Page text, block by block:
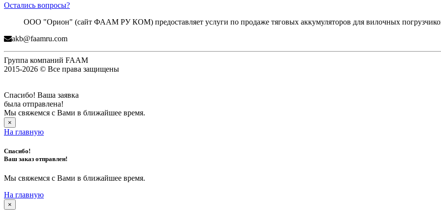
Остались вопросы?
ООО "Орион" (сайт ФААМ РУ КОМ) предоставляет услуги по продаже тяговых аккумуляторов для вилочных
akb@faamru.com
Группа компаний FAAM
2015-2026 © Все права защищены
Спасибо! Ваша заявка
была отправлена!
Мы свяжемся с Вами в ближайшее время.
×
На главную
Спасибо!
Ваш заказ отправлен!
Мы свяжемся с Вами в ближайшее время.
На главную
×